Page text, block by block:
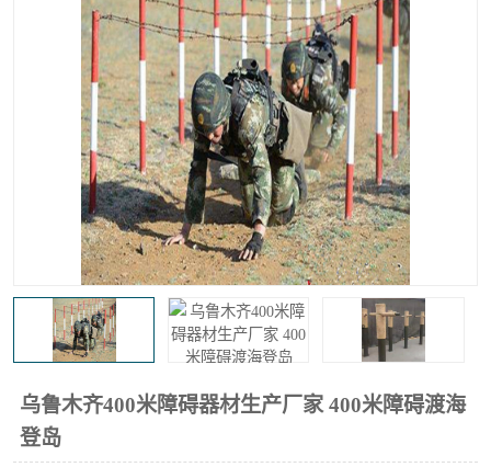
乌鲁木齐400米障碍器材生产厂家 400米障碍渡海
登岛